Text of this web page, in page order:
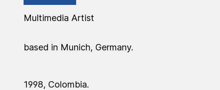
Multimedia Artist
based in Munich, Germany.
1998, Colombia.